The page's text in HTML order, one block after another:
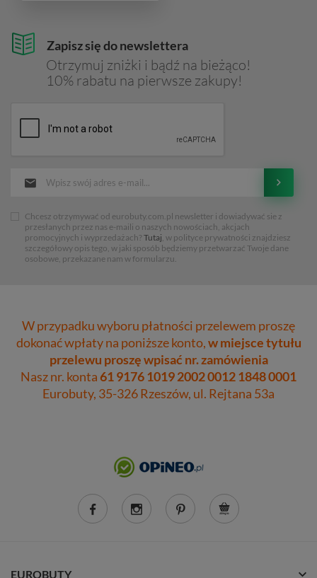
Zapisz się do newslettera
Otrzymuj zniżki i bądź na bieżąco!
10% rabatu na pierwsze zakupy!
Chcesz otrzymywać od eurobuty.com.pl newsletter i dowiadywać sie z
przesłanych przez nas e-maili o naszych nowościach, akcjach
promocyjnych i wyprzedażach? Tutaj, w polityce prywatności znajdziesz
szczegółowy opis tego, w jaki sposób będziemy przetwarzać Twoje dane
osobowe, przekazane nam w formularzu.
W przypadku wyboru płatności przelewem proszę
dokonać wpłaty na poniższe konto,w miejsce tytułu
przelewu proszę wpisać nr. zamówienia
Nasz nr. konta61 9176 1019 2002 0012 1848 0001
Eurobuty, 35-326 Rzeszów, ul. Rejtana 53a
EUROBUTY